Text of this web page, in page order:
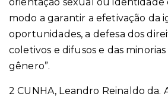
modo a garantir a efetivação da
oportunidades, a defesa dos
coletivos e difusos e das minorias
gênero”.
2 CUNHA, Leandro Reinaldo da.